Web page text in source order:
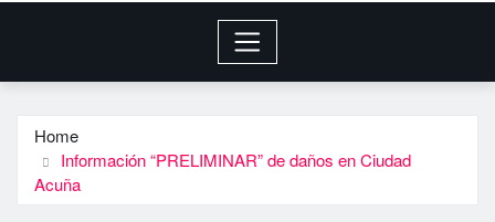
Home
Información “PRELIMINAR” de daños en Ciudad
Acuña